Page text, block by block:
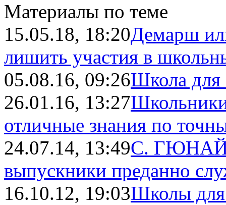
Материалы по теме
15.05.18, 18:20Демарш
лишить участия в
05.08.16, 09:26Школа для
26.01.16, 13:27
отличные знания по
24.07.14, 13:49С. ГЮНАЙ:
выпускники преданно
16.10.12, 19:03Школы